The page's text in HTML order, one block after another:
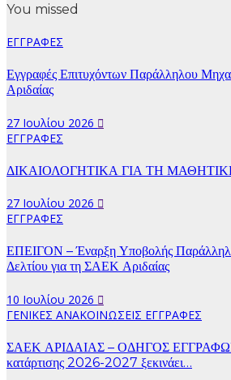
You missed
ΕΓΓΡΑΦΕΣ
Εγγραφές Επιτυχόντων Παράλληλου
Αριδαίας
27 Ιουλίου 2026
ΕΓΓΡΑΦΕΣ
ΔΙΚΑΙΟΛΟΓΗΤΙΚΑ ΓΙΑ ΤΗ
27 Ιουλίου 2026
ΕΓΓΡΑΦΕΣ
ΕΠΕΙΓΟΝ – Έναρξη Υποβολής
Δελτίου για τη ΣΑΕΚ Αριδαίας
10 Ιουλίου 2026
ΓΕΝΙΚΕΣ ΑΝΑΚΟΙΝΩΣΕΙΣ ΕΓΓΡΑΦΕΣ
ΣΑΕΚ ΑΡΙΔΑΙΑΣ – ΟΔΗΓΟΣ
κατάρτισης 2026-2027 ξεκινάει…